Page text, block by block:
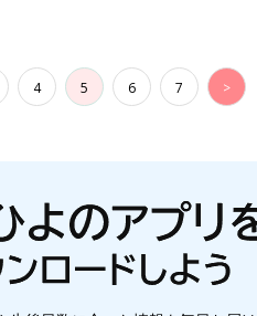
4 5 6 7 >